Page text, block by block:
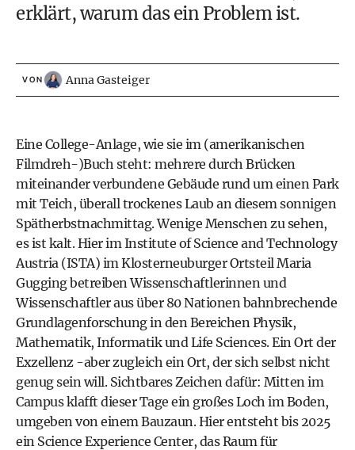
erklärt, warum das ein Problem ist.
VON Anna Gasteiger
Eine College-Anlage, wie sie im (amerikanischen
Filmdreh-)Buch steht: mehrere durch Brücken
miteinander verbundene Gebäude rund um einen Park
mit Teich, überall trockenes Laub an diesem sonnigen
Spätherbstnachmittag. Wenige Menschen zu sehen,
es ist kalt. Hier im Institute of Science and Technology
Austria (ISTA) im Klosterneuburger Ortsteil Maria
Gugging betreiben Wissenschaftlerinnen und
Wissenschaftler aus über 80 Nationen bahnbrechende
Grundlagenforschung in den Bereichen Physik,
Mathematik, Informatik und Life Sciences. Ein Ort der
Exzellenz -aber zugleich ein Ort, der sich selbst nicht
genug sein will. Sichtbares Zeichen dafür: Mitten im
Campus klafft dieser Tage ein großes Loch im Boden,
umgeben von einem Bauzaun. Hier entsteht bis 2025
ein Science Experience Center, das Raum für